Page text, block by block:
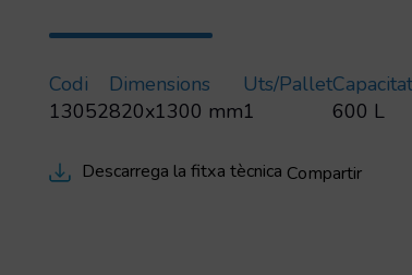
Codi
13052
Dimensions
820x1300 mm
Uts/pallet
1
Capacitat
600 L
Descarrega la fitxa tècnica Compartir